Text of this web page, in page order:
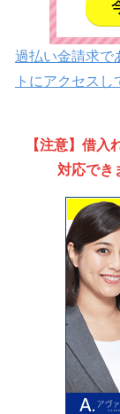
過払い金請求で
トにアクセス
【注意】借
対応でき